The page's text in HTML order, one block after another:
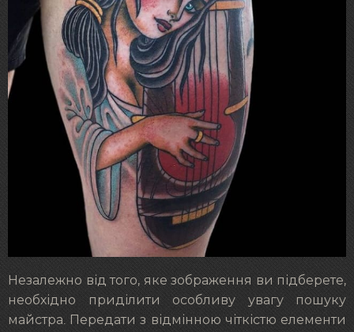
Незалежно від того, яке зображення ви підберете,
необхідно приділити особливу увагу пошуку
майстра. Передати з відмінною чіткістю елементи